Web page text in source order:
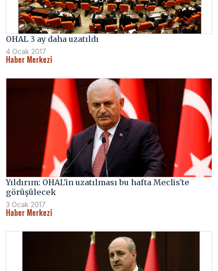
OHAL 3 ay daha uzatıldı
4 Ocak 2017
Haber Merkezi
Yıldırım: OHAL'in uzatılması bu hafta Meclis'te
görüşülecek
3 Ocak 2017
Haber Merkezi